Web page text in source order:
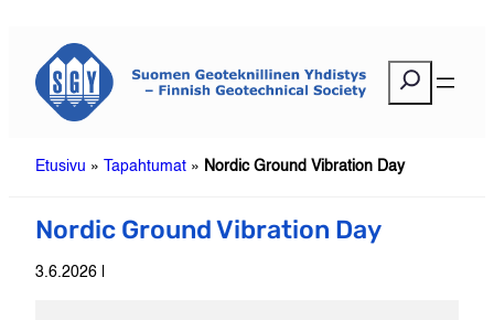
sisältöön
Etusivu » Tapahtumat » Nordic Ground Vibration Day
Nordic Ground Vibration Day
3.6.2026 |